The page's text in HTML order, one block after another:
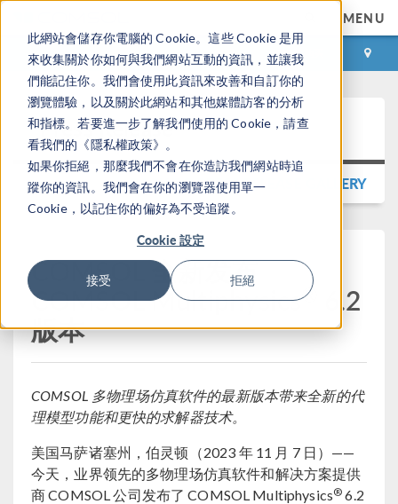
此網站會儲存你電腦的 Cookie。這些 Cookie 是用
來收集關於你如何與我們網站互動的資訊，並讓我
們能記住你。我們會使用此資訊來改善和自訂你的
瀏覽體驗，以及關於此網站和其他媒體訪客的分析
和指標。若要進一步了解我們使用的 Cookie，請查
看我們的《隱私權政策》。
如果你拒絕，那麼我們不會在你造訪我們網站時追
蹤你的資訊。我們會在你的瀏覽器使用單一
Cookie，以記住你的偏好為不受追蹤。
Cookie 設定
接受 拒絕
MENU
登录 咨询与购买
Press Release
BACK TO PRESS RELEASE GALLERY
COMSOL 全新发布
COMSOL Multiphysics® 6.2
版本
COMSOL 多物理场仿真软件的最新版本带来全新的代
理模型功能和更快的求解器技术。
美国马萨诸塞州，伯灵顿（2023 年 11 月 7 日）——
今天，业界领先的多物理场仿真软件和解决方案提供
商 COMSOL 公司发布了 COMSOL Multiphysics® 6.2